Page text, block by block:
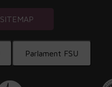
SITEMAP
Parlament FSU